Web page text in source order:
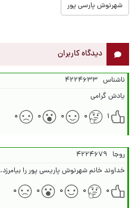
شهرنوش پارسی پور
دیدگاه کاربران
ناشناس ۴۲۲۴۶۳۳
یادش گرامی
۱
۰ ۰ ۰ ۰
روجا ۴۲۲۴۶۷۹
خداوند خانم شهرنوش پاریسی پور را بیامرزد.
۰
۰ ۰ ۰ ۰